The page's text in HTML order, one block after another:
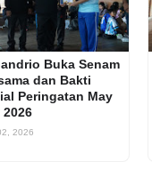
Buka Senam
dan Bakti
Peringatan May
2026
2026